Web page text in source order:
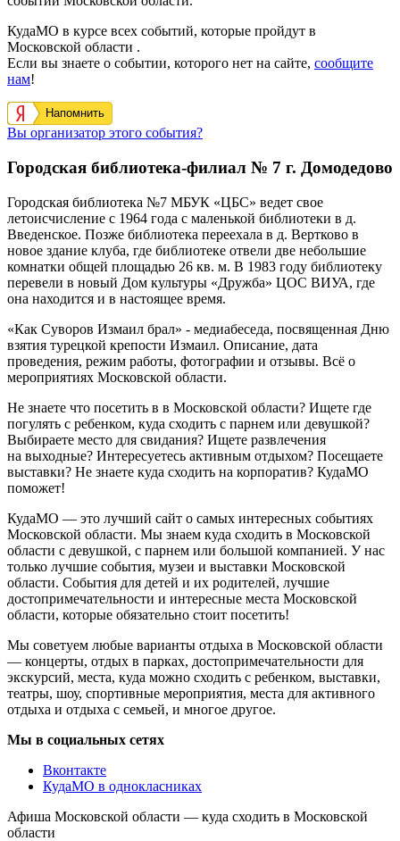
КудаМО в курсе всех событий, которые пройдут в
Московской области .
Если вы знаете о событии, которого нет на сайте, сообщите
нам!
Напомнить
Вы организатор этого события?
Городская библиотека-филиал № 7 г. Домодедово
Городская библиотека №7 МБУК «ЦБС» ведет свое
летоисчисление с 1964 года с маленькой библиотеки в д.
Введенское. Позже библиотека переехала в д. Вертково в
новое здание клуба, где библиотеке отвели две небольшие
комнатки общей площадью 26 кв. м. В 1983 году библиотеку
перевели в новый Дом культуры «Дружба» ЦОС ВИУА, где
она находится и в настоящее время.
«Как Суворов Измаил брал» - медиабеседа, посвященная Дню
взятия турецкой крепости Измаил. Описание, дата
проведения, режим работы, фотографии и отзывы. Всё о
мероприятиях Московской области.
Не знаете что посетить в в Московской области? Ищете где
погулять с ребенком, куда сходить с парнем или девушкой?
Выбираете место для свидания? Ищете развлечения
на выходные? Интересуетесь активным отдыхом? Посещаете
выставки? Не знаете куда сходить на корпоратив? КудаМО
поможет!
КудаМО — это лучший сайт о самых интересных событиях
Московской области. Мы знаем куда сходить в Московской
области с девушкой, с парнем или большой компанией. У нас
только лучшие события, музеи и выставки Московской
области. События для детей и их родителей, лучшие
достопримечательности и интересные места Московской
области, которые обязательно стоит посетить!
Мы советуем любые варианты отдыха в Московской области
— концерты, отдых в парках, достопримечательности для
экскурсий, места, куда можно сходить с ребенком, выставки,
театры, шоу, спортивные мероприятия, места для активного
отдыха и отдыха с семьей, и многое другое.
Мы в социальных сетях
Вконтакте
КудаМО в однокласниках
Афиша Московской области — куда сходить в Московской
области